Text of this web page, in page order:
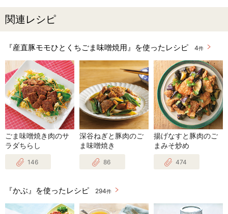
関連レシピ
『産直豚モモひとくちごま味噌焼用』を使ったレシピ 4件
ごま味噌焼き肉のサ
ラダちらし
146
深谷ねぎと豚肉のご
ま味噌焼き
86
揚げなすと豚肉のご
まみそ炒め
474
『かぶ』を使ったレシピ 294件